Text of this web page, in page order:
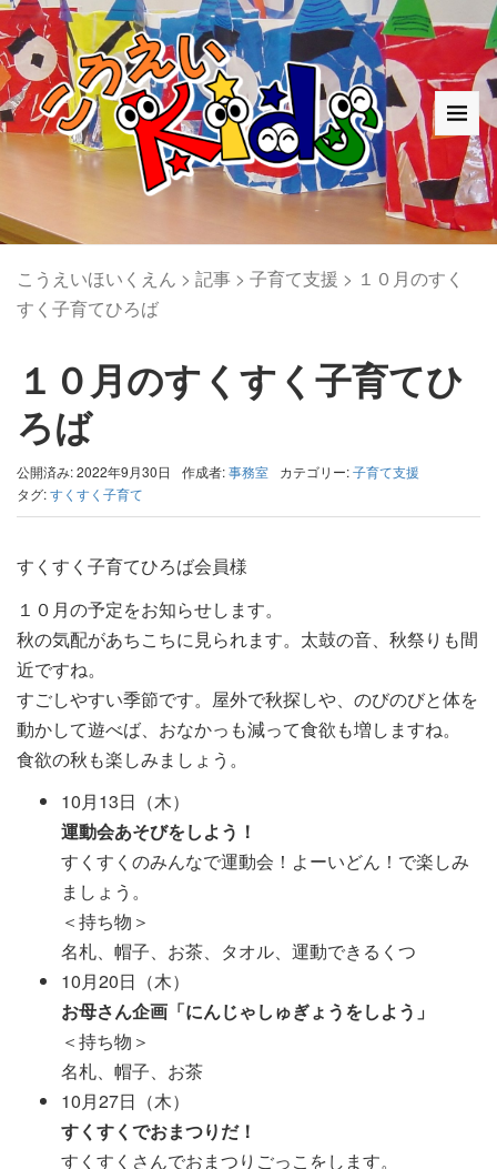
こうえいほいくえん > 記事 > 子育て支援 > １０月のすく
すく子育てひろば
１０月のすくすく子育てひ
ろば
公開済み: 2022年9月30日 作成者:事務室 カテゴリー:子育て支援
タグ:すくすく子育て
すくすく子育てひろば会員様
１０月の予定をお知らせします。
秋の気配があちこちに見られます。太鼓の音、秋祭りも間
近ですね。
すごしやすい季節です。屋外で秋探しや、のびのびと体を
動かして遊べば、おなかっも減って食欲も増しますね。
食欲の秋も楽しみましょう。
10月13日（木）
運動会あそびをしよう！
すくすくのみんなで運動会！よーいどん！で楽しみ
ましょう。
＜持ち物＞
名札、帽子、お茶、タオル、運動できるくつ
10月20日（木）
お母さん企画「にんじゃしゅぎょうをしよう」
＜持ち物＞
名札、帽子、お茶
10月27日（木）
すくすくでおまつりだ！
すくすくさんでおまつりごっこをします。